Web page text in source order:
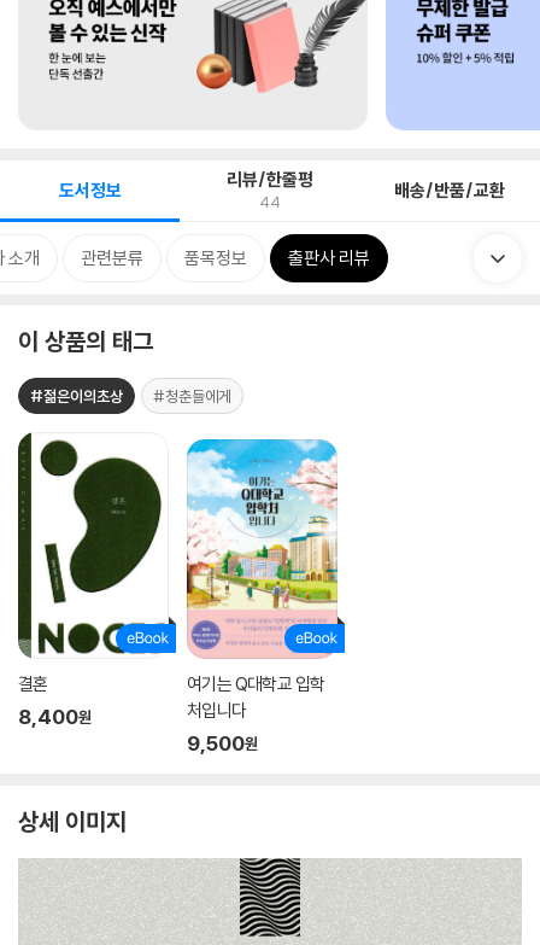
도서정보 리뷰/한줄평
44 배송/반품/교환
소개 관련분류 품목정보 출판사 리뷰
이 상품의 태그
#젊은이의초상 #청춘들에게
결혼
8,400원
여기는 Q대학교 입학
처입니다
9,500원
상세 이미지